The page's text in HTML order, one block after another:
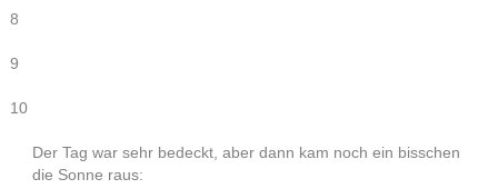
8
9
10
Der Tag war sehr bedeckt, aber dann kam noch ein bisschen
die Sonne raus: